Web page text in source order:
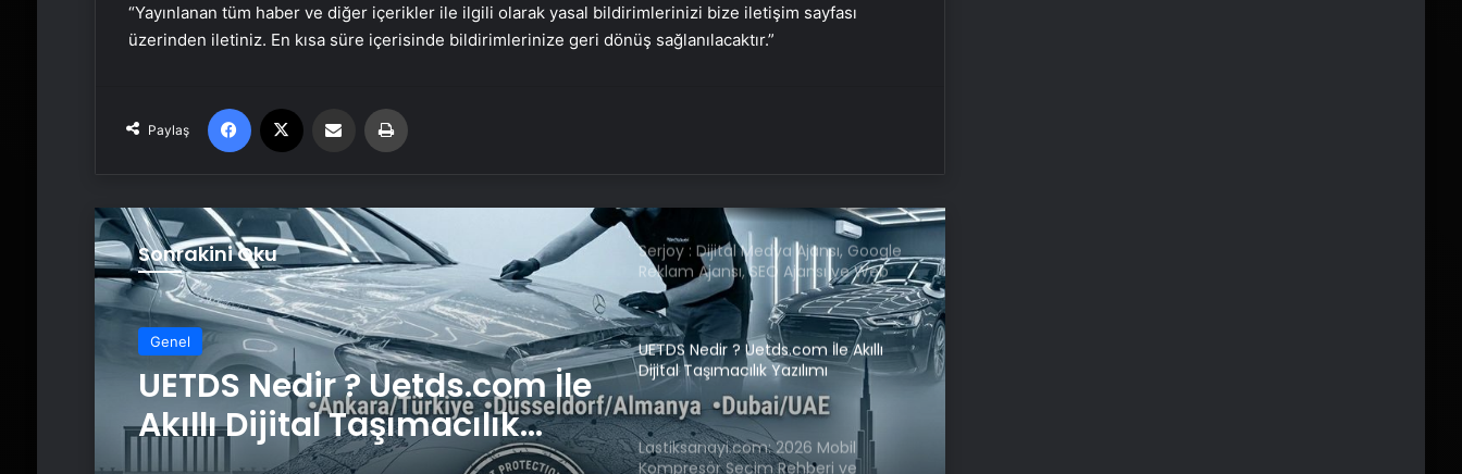
“Yayınlanan tüm haber ve diğer içerikler ile ilgili olarak yasal bildirimlerinizi bize iletişim sayfası
üzerinden iletiniz. En kısa süre içerisinde bildirimlerinize geri dönüş sağlanılacaktır.”
Paylaş
Facebook Email'den paylaş
Sonrakini Oku
Genel
Genel
Lastiksanayi.com: 2026
EBRD’den Türkiye için büyüme
UETDS Nedir ? Uetds.com İle Akıllı
Dijital Taşımacılık Yazılımı
Lastiksanayi.com: 2026 Mobil
Kompresör Seçim Rehberi ve
Verimlilik Analizi
Güncel Hurda Fiyatları Nasıl Takip
Edilir?